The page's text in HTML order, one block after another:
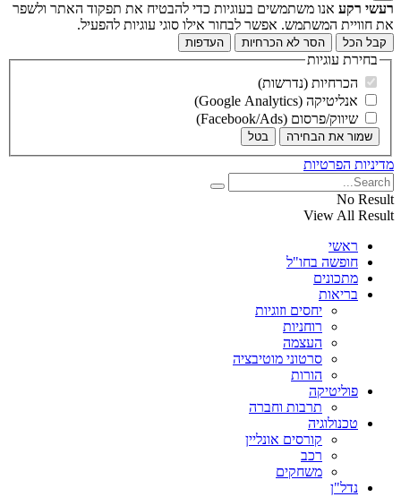
רעשי רקע אנו משתמשים בעוגיות כדי להבטיח את תפקוד האתר ולשפר
את חוויית המשתמש. אפשר לבחור אילו סוגי עוגיות להפעיל.
קבל הכל הסר לא הכרחיות העדפות
בחירת עוגיות
הכרחיות (נדרשות)
אנליטיקה (Google Analytics)
שיווק/פרסום (Facebook/Ads)
שמור את הבחירה בטל
מדיניות הפרטיות
No Result
View All Result
ראשי
חופשה בחו"ל
מתכונים
בריאות
יחסים וזוגיות
רוחניות
העצמה
סרטוני מוטיבציה
הורות
פוליטיקה
תרבות וחברה
טכנולוגיה
קורסים אונליין
רכב
משחקים
נדל"ן